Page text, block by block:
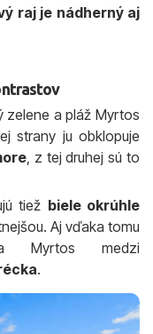
raj je nádherný aj
zelene a pláž Myrtos
strany ju obklopuje
, z tej druhej sú to
tiež biele okrúhle
Aj vďaka tomu
Myrtos medzi
.